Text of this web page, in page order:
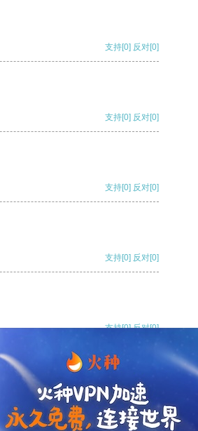
支持[0] 反对[0]
支持[0] 反对[0]
支持[0] 反对[0]
支持[0] 反对[0]
支持[0] 反对[0]
支持[0] 反对